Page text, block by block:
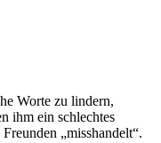
Worte zu lindern,
ihm ein schlechtes
„misshandelt“.